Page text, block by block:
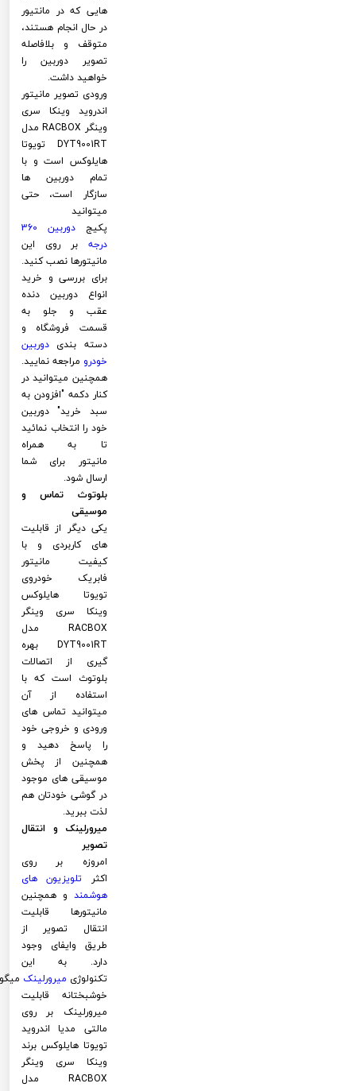
هایی که در مانتیور
در حال انجام هستند،
متوقف و بلافاصله
تصویر دوربین را
خواهید داشت.
ورودی تصویر مانیتور
اندروید وینکا سری
وینگر RACBOX مدل
DYT9001RT تویوتا
هایلوکس است و با
تمام دوربین ها
سازگار است، حتی
میتوانید
پکیج
دوربین 360
درجه بر روی این
مانیتورها نصب کنید.
برای بررسی و خرید
انواع دوربین دنده
عقب و جلو به
قسمت فروشگاه و
دسته بندی دوربین
خودرو مراجعه نمایید.
همچنین میتوانید در
کنار دکمه "افزودن به
سبد خرید" دوربین
خود را انتخاب نمائید
تا به همراه
مانیتور برای شما
ارسال شود.
بلوتوث تماس و
موسیقی
یکی دیگر از قابلیت
های کاربردی و با
کیفیت مانیتور
فابریک خودروی
تویوتا هایلوکس
وینکا سری وینگر
RACBOX مدل
DYT9001RT بهره
گیری از اتصالات
بلوتوث است که با
استفاده از آن
میتوانید تماس های
ورودی و خروجی خود
را پاسخ دهید و
همچنین از پخش
موسیقی های موجود
در گوشی خودتان هم
لذت ببرید.
میرورلینک و انتقال
تصویر
امروزه بر روی
اکثر تلویزیون های
هوشمند و همچنین
مانیتورها قابلیت
انتقال تصویر از
طریق وایفای وجود
دارد. به این
تکنولوژی میرورلینک
خوشبختانه قابلیت
میرورلینک بر روی
مالتی مدیا اندروید
تویوتا هایلوکس برند
وینکا سری وینگر
RACBOX مدل